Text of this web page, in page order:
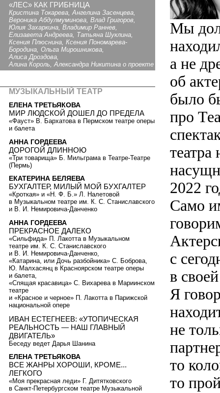
Мы
а не
об
было
про
театра
2022
Само
с
в
Я
не
то
то
«ЛЕС» КАК ГРИБНИЦА
Кристина Токарева, Ангелина Засенцева,
Вероника Абдулмуминова, Влад Григоров,
Юлия Захаркина, Владимир Раннев,
Елизавета Андреева, Татьяна Шуклина,
Ксения Плюснина, Ксения Пономарева-
Бородина, Ольга Мирошникова,
Алиса Дроздова,
Алина Король, Александра Никитина о проекте
МУЗЫКАЛЬНЫЙ ТЕАТР
ЕЛЕНА ТРЕТЬЯКОВА
МИР ЛЮДСКОЙ ДОШЕЛ ДО ПРЕДЕЛА
«Фауст» В. Бархатова в Пермском театре оперы
и балета
АННА ГОРДЕЕВА
ДОРОГОЙ ДЛИННОЮ
«Три товарища» Б. Мильграма в Театре-Театре
(Пермь)
ЕКАТЕРИНА БЕЛЯЕВА
БУХГАЛТЕР, МИЛЫЙ МОЙ БУХГАЛТЕР
«Кроткая» и «Н. Ф. Б.» Л. Налетовой
в Музыкальном театре им. К. С. Станиславского
и В. И. Немировича-Данченко
АННА ГОРДЕЕВА
ПРЕКРАСНОЕ ДАЛЕКО
«Сильфида» П. Лакотта в Музыкальном
театре им. К. С. Станиславского
и В. И. Немировича-Данченко,
«Катарина, или Дочь разбойника» С. Боброва,
Ю. Малхасянц в Красноярском театре оперы
и балета,
«Спящая красавица» С. Вихарева в Мариинском
театре
и «Красное и черное» П. Лакотта в Парижской
национальной опере
ИВАН ЕСТЕГНЕЕВ: «УТОПИЧЕСКАЯ
РЕАЛЬНОСТЬ — НАШ ГЛАВНЫЙ
ДВИГАТЕЛЬ»
Беседу ведет Дарья Шанина
ЕЛЕНА ТРЕТЬЯКОВА
ВСЕ ЖАНРЫ ХОРОШИ, КРОМЕ...
ЛЕГКОГО
«Моя прекрасная леди» Г. Дитятковского
в Санкт-Петербургском театре Музыкальной